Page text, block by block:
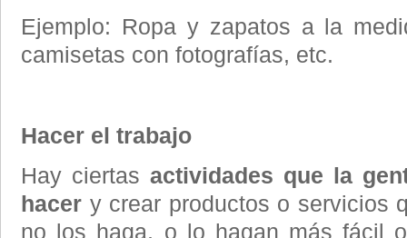
Ejemplo: Ropa y zapatos a la
camisetas con fotografías, etc.
Hacer el trabajo
Hay ciertas actividades que la
hacer y crear productos o servicios
no los haga, o lo hagan más fácil